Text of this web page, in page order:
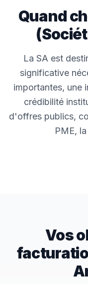
Quand
La SA est
significative
importantes, une
crédibilité
d'offres publics,
PME,
Vos